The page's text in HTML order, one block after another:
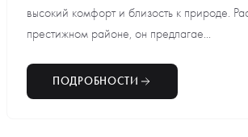
высокий комфорт и близость к природе.
престижном районе, он предлагае...
ПОДРОБНОСТИ